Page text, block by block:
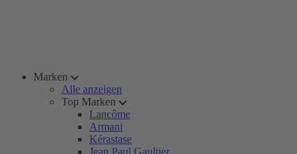
Marken
Alle anzeigen
Top Marken
Lancôme
Armani
Kérastase
Jean Paul Gaultier